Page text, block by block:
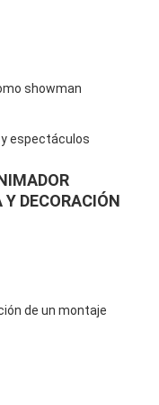
showman
espectáculos
DECORACIÓN
de un montaje